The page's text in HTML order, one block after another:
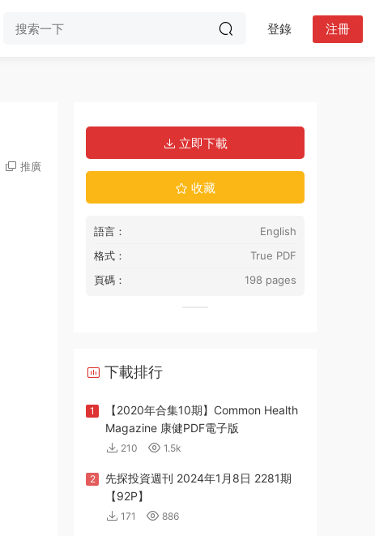
登錄 注冊
推廣
立即下載
收藏
語言：
English
格式：
True PDF
頁碼：
198 pages
下載排行
1
【2020年合集10期】Common Health
Magazine 康健PDF電子版
210 1.5k
2
先探投資週刊 2024年1月8日 2281期
【92P】
171 886